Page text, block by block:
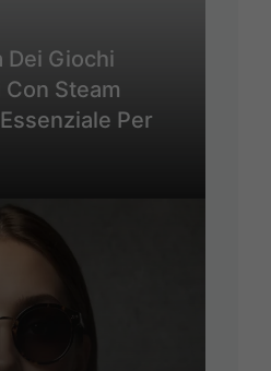
Dei Giochi
Steam
Per